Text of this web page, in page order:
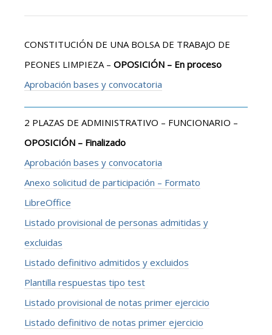
CONSTITUCIÓN DE UNA BOLSA DE TRABAJO DE
PEONES LIMPIEZA – OPOSICIÓN – En proceso
Aprobación bases y convocatoria
2 PLAZAS DE ADMINISTRATIVO – FUNCIONARIO –
OPOSICIÓN – Finalizado
Aprobación bases y convocatoria
Anexo solicitud de participación – Formato
LibreOffice
Listado provisional de personas admitidas y
excluidas
Listado definitivo admitidos y excluidos
Plantilla respuestas tipo test
Listado provisional de notas primer ejercicio
Listado definitivo de notas primer ejercicio